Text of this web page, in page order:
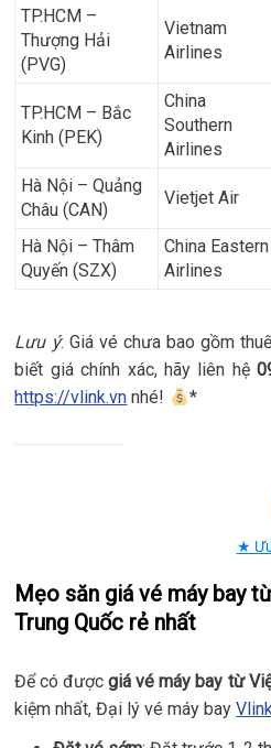
TP.HCM –
Thượng Hải
(PVG)
Vietnam
Airlines
TP.HCM – Bắc
Kinh (PEK)
China
Southern
Airlines
Hà Nội – Quảng
Châu (CAN)
Vietjet Air
Hà Nội – Thâm
Quyến (SZX)
China Eastern
Airlines
Lưu ý: Giá vé chưa bao gồm
biết giá chính xác, hãy liên hệ
https://vlink.vn nhé! *
★
Mẹo săn giá vé máy bay
Trung Quốc rẻ nhất
Để có đượcgiá vé máy bay từ
kiệm nhất, Đại lý vé máy bay